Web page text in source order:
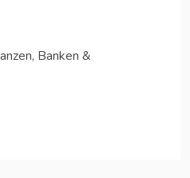
Banken &